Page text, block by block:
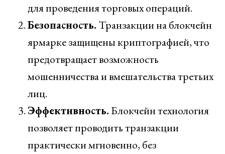
для проведения торговых операций.
Безопасность. Транзакции на блокчейн
ярмарке защищены криптографией, что
предотвращает возможность
мошенничества и вмешательства третьих
лиц.
Эффективность.Блокчейн технология
позволяет проводить транзакции
практически мгновенно, без